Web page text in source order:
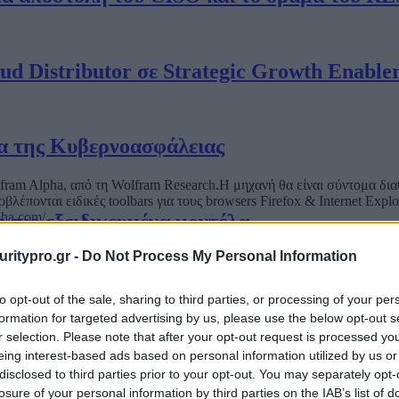
- Do Not Process My Personal Information
opt-out of the sale, sharing to third parties, or processing of your
for targeted advertising by us, please use the below opt-out
selection. Please note that after your opt-out request is processed
interest-based ads based on personal information utilized by us
to third parties prior to your opt-out. You may separately
of your personal information by third parties on the IAB’s list of
Distributor σε Strategic Growth
Κυβερνοασφάλειας
εξειδικευμένα μοντέλα
αποφάσεις της κυβερνοασφάλειας | 6
Alpha, από τη Wolfram Research.Η μηχανή θα είναι σύντομα
ειδικές toolbars για τους browsers Firefox & Internet
.